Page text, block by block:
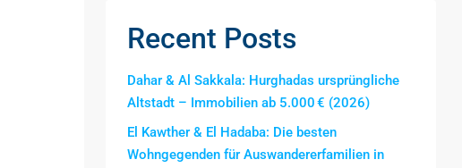
Recent Posts
Dahar & Al Sakkala: Hurghadas ursprüngliche
Altstadt – Immobilien ab 5.000 € (2026)
El Kawther & El Hadaba: Die besten
Wohngegenden für Auswandererfamilien in